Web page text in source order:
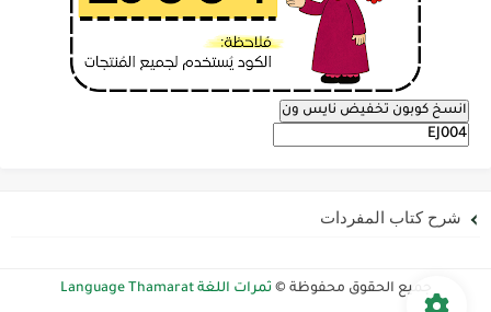
انسخ كوبون تخفيض نايس ون
شرح كتاب المفردات
جميع الحقوق محفوظة © ثمرات اللغة Language Thamarat